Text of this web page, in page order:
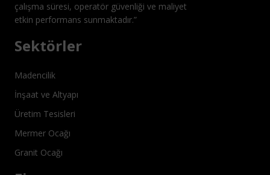
çalışma süresi, operatör güvenliği ve maliyet
etkin performans sunmaktadır.”
Sektörler
Madencilik
İnşaat ve Altyapı
Üretim Tesisleri
Mermer Ocağı
Granit Ocağı